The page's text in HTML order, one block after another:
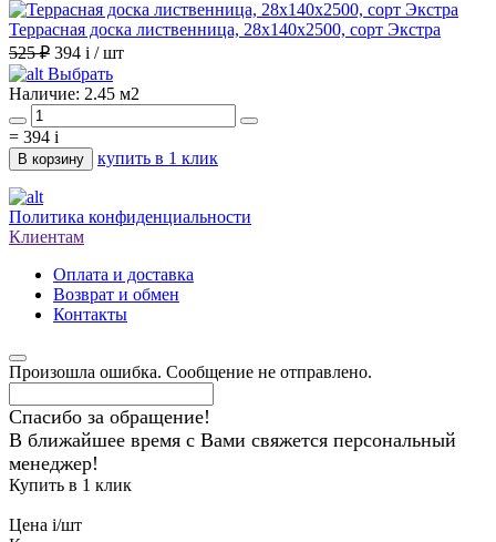
Террасная доска лиственница, 28х140х2500, сорт Экстра
525 ₽ 394 i / шт
Выбрать
Наличие: 2.45 м2
= 394 i
В корзину купить в 1 клик
Политика конфиденциальности
Клиентам
Оплата и доставка
Возврат и обмен
Контакты
Произошла ошибка. Сообщение не отправлено.
Спасибо за обращение!
В ближайшее время с Вами свяжется персональный
менеджер!
Купить в 1 клик
Цена i/шт